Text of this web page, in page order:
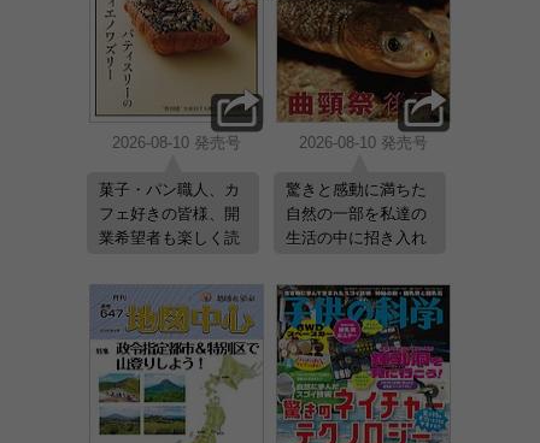
2026-08-10 発売号
菓子・パン職人、カ
フェ好きの皆様、開
業希望者も楽しく読
製パンの専門誌
2026-08-10 発売号
驚きと感動に満ちた
自然の一部を私達の
生活の中に招き入れ
ムです。